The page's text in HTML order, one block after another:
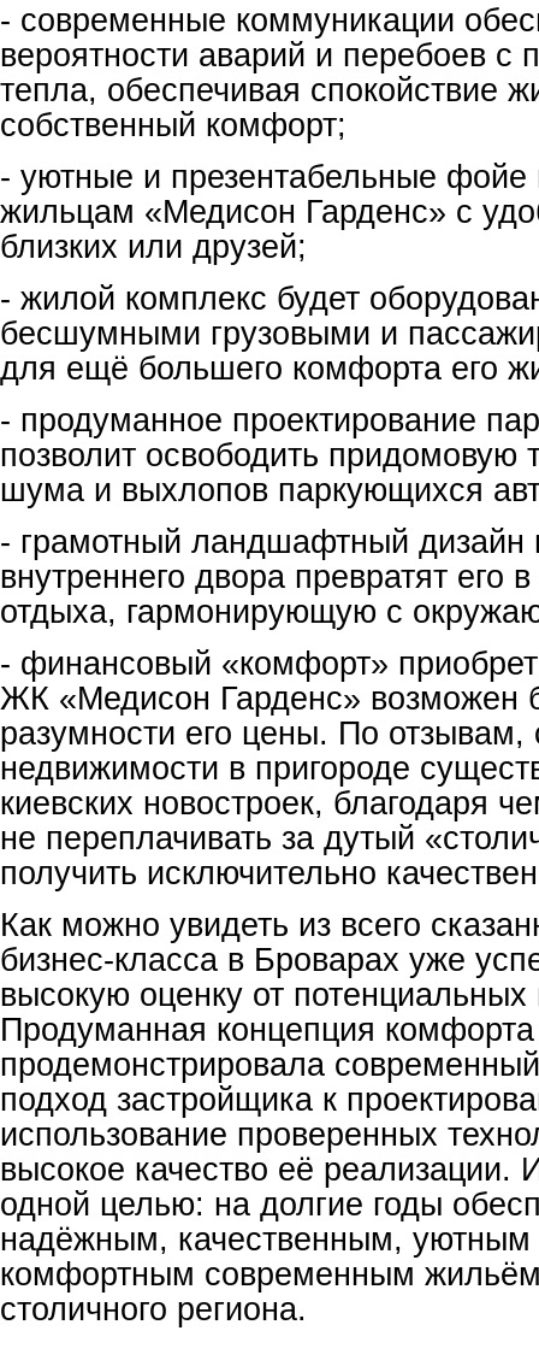
- современные коммуникации
вероятности аварий и перебоев с
тепла, обеспечивая спокойствие
собственный комфорт;
- уютные и презентабельные фойе
жильцам «Медисон Гарденс» с
близких или друзей;
- жилой комплекс будет
бесшумными грузовыми и
для ещё большего комфорта его
- продуманное проектирование
позволит освободить придомовую
шума и выхлопов паркующихся
- грамотный ландшафтный дизайн
внутреннего двора превратят его
отдыха, гармонирующую с
- финансовый «комфорт»
ЖК «Медисон Гарденс» возможен
разумности его цены. По отзывам,
недвижимости в пригороде
киевских новостроек, благодаря
не переплачивать за дутый
получить исключительно
Как можно увидеть из всего
бизнес-класса в Броварах уже
высокую оценку от потенциальных
Продуманная концепция
продемонстрировала
подход застройщика к
использование проверенных
высокое качество её
одной целью: на долгие годы
надёжным, качественным,
комфортным современным
столичного региона.